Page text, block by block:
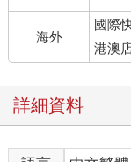
及其他攝影器材轉
部曰「商務印書館
作美矣。一九二○年
在編輯所空地上修
組織機構、徵購劇
度、運輸發行、選
售辦法」及「自製
海外
國際
港澳
詳細資料